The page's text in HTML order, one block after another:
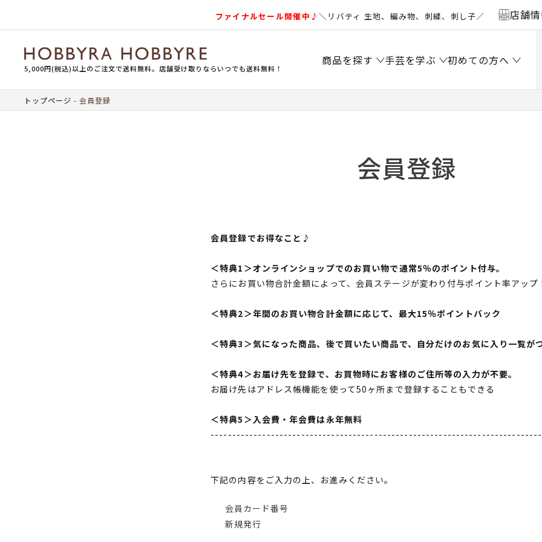
ファイナルセール開催中♪＼リバティ 生地、編み物、刺繍、刺し子／ 店舗
5,000円(税込)以上のご注文で送料無料。店舗受け取りならいつでも送料無料！
商品を探す 手芸を学ぶ 初めての方へ
トップページ 会員登録
会員登録
会員登録でお得なこと♪
＜特典1＞オンラインショップでのお買い物で通常5％のポイント付与。
さらにお買い物合計金額によって、会員ステージが変わり付与ポイント率アップ
＜特典2＞年間のお買い物合計金額に応じて、最大15％ポイントバック
＜特典3＞気になった商品、後で買いたい商品で、自分だけのお気に入り一覧が
＜特典4＞お届け先を登録で、お買物時にお客様のご住所等の入力が不要。
お届け先はアドレス帳機能を使って50ヶ所まで登録することもできる
＜特典5＞入会費・年会費は永年無料
下記の内容をご入力の上、お進みください。
会員カード番号
新規発行